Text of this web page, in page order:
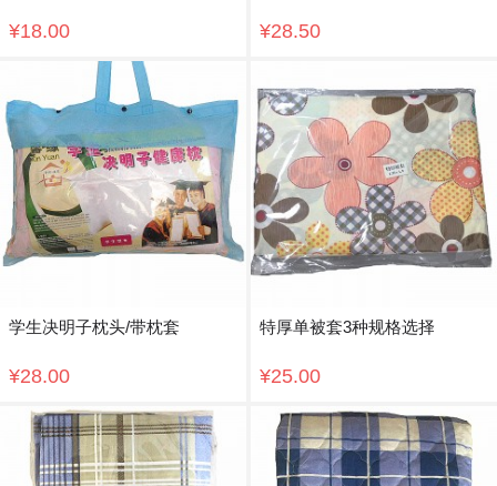
¥18.00 ¥28.50
学生决明子枕头/带枕套
¥28.00
特厚单被套3种规格选择
¥25.00